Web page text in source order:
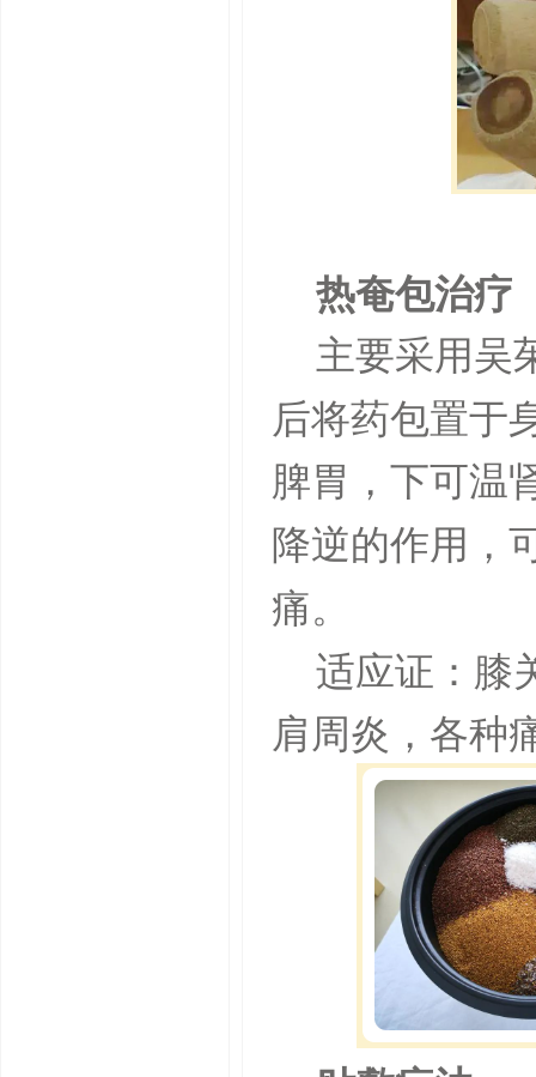
热奄包治疗
主要采用吴
后将药包置于
脾胃，下可温
降逆的作用，
痛。
适应证：膝
肩周炎，各种